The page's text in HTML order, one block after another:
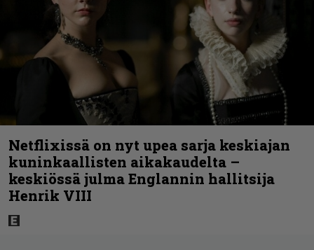
Netflixissä on nyt upea sarja keskiajan
kuninkaallisten aikakaudelta –
keskiössä julma Englannin hallitsija
Henrik VIII